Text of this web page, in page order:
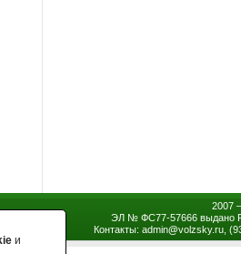
2007
ЭЛ № ФС77-57666 выдано
Контакты: admin@volzsky.ru,
и